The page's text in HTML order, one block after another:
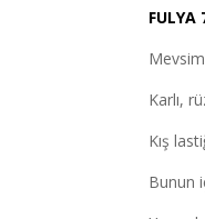
FULYA
Karlı,
Kış
Bunun